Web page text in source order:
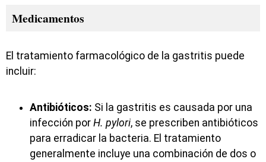
Medicamentos
El tratamiento farmacológico de la gastritis puede
incluir:
Antibióticos: Si la gastritis es causada por una
infección por H. pylori, se prescriben antibióticos
para erradicar la bacteria. El tratamiento
generalmente incluye una combinación de dos o